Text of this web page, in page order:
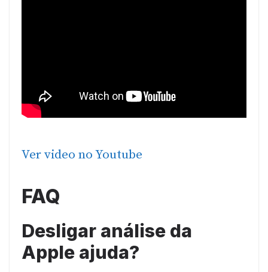
Ver video no Youtube
FAQ
Desligar análise da
Apple ajuda?